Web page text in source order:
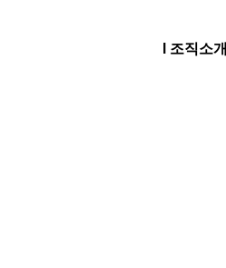
l 조직소개